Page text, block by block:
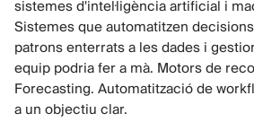
sistemes d'intel·ligència artificial i
Sistemes que automatitzen
patrons enterrats a les dades i
equip podria fer a mà. Motors de
Forecasting. Automatització de
a un objectiu clar.